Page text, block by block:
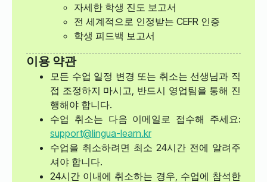
자세한 학생 진도 보고서
전 세계적으로 인정받는 CEFR 인증
학생 피드백 보고서
이용 약관
모든 수업 일정 변경 또는 취소는 선생님과 직
접 조정하지 마시고, 반드시 영업팀을 통해 진
행해야 합니다.
수업 취소는 다음 이메일로 접수해 주세요:
support@lingua-learn.kr
수업을 취소하려면 최소 24시간 전에 알려주
셔야 합니다.
24시간 이내에 취소하는 경우, 수업에 참석한